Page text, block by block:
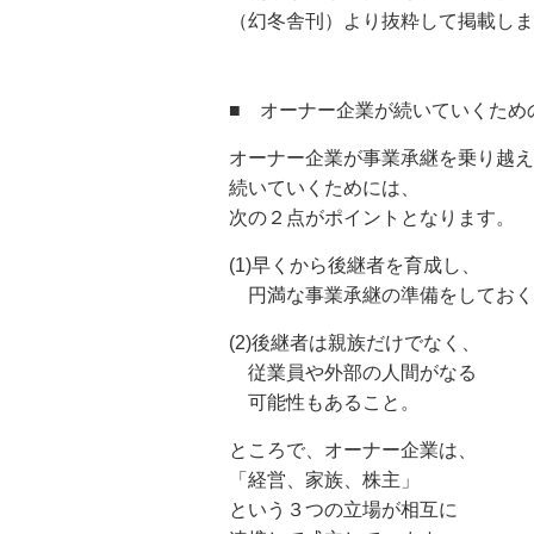
（幻冬舎刊）より抜粋して掲載しま
■ オーナー企業が続いていくた
オーナー企業が事業承継を乗り越
続いていくためには、
次の２点がポイントとなります。
(1)早くから後継者を育成し、
円満な事業承継の準備をしておく
(2)後継者は親族だけでなく、
従業員や外部の人間がなる
可能性もあること。
ところで、オーナー企業は、
「経営、家族、株主」
という３つの立場が相互に